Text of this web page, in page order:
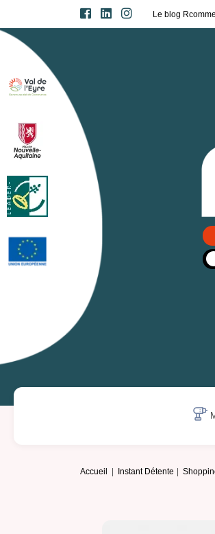
Le blog
Accueil Instant Détente